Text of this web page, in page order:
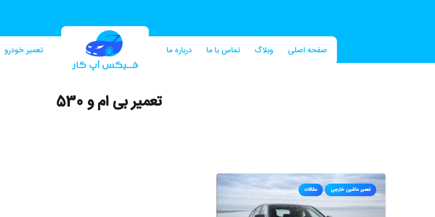
صفحه اصلی وبلاگ تماس با ما درباره ما تعمیر خودرو
تعمیر بی ام و 530
تعمیر ماشین خارجی مقالات